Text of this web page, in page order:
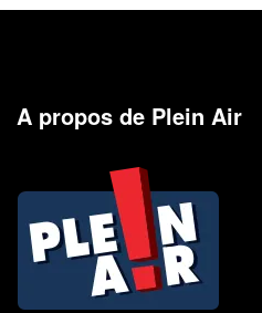
A propos de Plein Air